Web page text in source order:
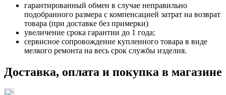
гарантированный обмен в случае неправильно
подобранного размера с компенсацией затрат на возврат
товара (при доставке без примерки)
увеличение срока гарантии до 1 года;
сервисное сопровождение купленного товара в виде
мелкого ремонта на весь срок службы изделия.
Доставка, оплата и покупка в магазине